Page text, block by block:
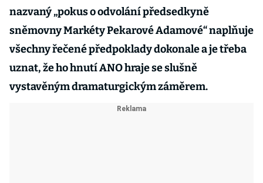
nazvaný „pokus o odvolání předsedkyně
sněmovny Markéty Pekarové Adamové“ naplňuje
všechny řečené předpoklady dokonale a je třeba
uznat, že ho hnutí ANO hraje se slušně
vystavěným dramaturgickým záměrem.